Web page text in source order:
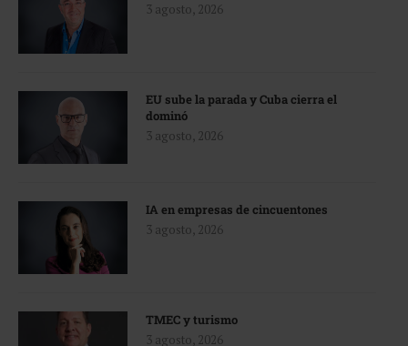
3 agosto, 2026
EU sube la parada y Cuba cierra el
dominó
3 agosto, 2026
IA en empresas de cincuentones
3 agosto, 2026
TMEC y turismo
3 agosto, 2026